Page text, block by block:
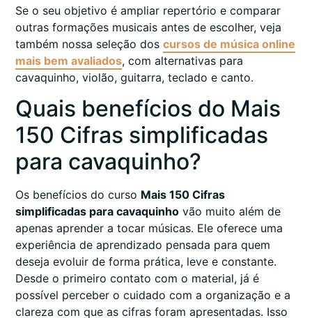
Se o seu objetivo é ampliar repertório e comparar
outras formações musicais antes de escolher, veja
também nossa seleção dos cursos de música online
mais bem avaliados, com alternativas para
cavaquinho, violão, guitarra, teclado e canto.
Quais benefícios do Mais
150 Cifras simplificadas
para cavaquinho?
Os benefícios do curso Mais 150 Cifras
simplificadas para cavaquinho vão muito além de
apenas aprender a tocar músicas. Ele oferece uma
experiência de aprendizado pensada para quem
deseja evoluir de forma prática, leve e constante.
Desde o primeiro contato com o material, já é
possível perceber o cuidado com a organização e a
clareza com que as cifras foram apresentadas. Isso